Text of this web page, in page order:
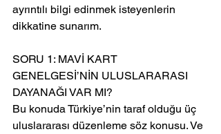
ayrıntılı bilgi edinmek isteyenlerin
dikkatine sunarım.
SORU 1: MAVİ KART
GENELGESİ’NİN ULUSLARARASI
DAYANAĞI VAR MI?
Bu konuda Türkiye’nin taraf olduğu üç
uluslararası düzenleme söz konusu. Ve